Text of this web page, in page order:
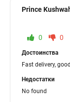
Prince
0 0
Достоинства
Fast delivery,
Недостатки
No found